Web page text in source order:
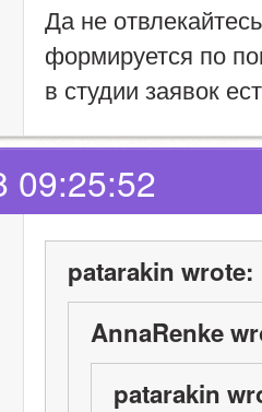
Да не
формируется по
в студии заявок
09:25:52
patarakin wrote:
AnnaRenke
patarakin